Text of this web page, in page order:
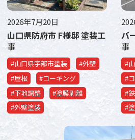
2026年7月20日
山口県防府市 F様邸 塗装工
事
#山口県宇部市塗装
#外壁
#屋根
#コーキング
#下地調整
#塗膜剥離
#外壁塗装
バ
事
#
#
#
#